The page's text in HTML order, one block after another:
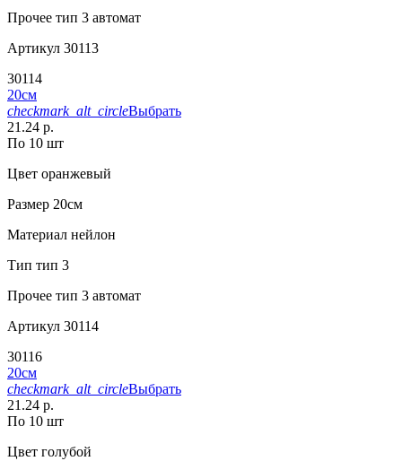
Прочее тип 3 автомат
Артикул 30113
30114
20см
checkmark_alt_circleВыбрать
21.24 р.
По 10 шт
Цвет оранжевый
Размер 20см
Материал нейлон
Тип тип 3
Прочее тип 3 автомат
Артикул 30114
30116
20см
checkmark_alt_circleВыбрать
21.24 р.
По 10 шт
Цвет голубой